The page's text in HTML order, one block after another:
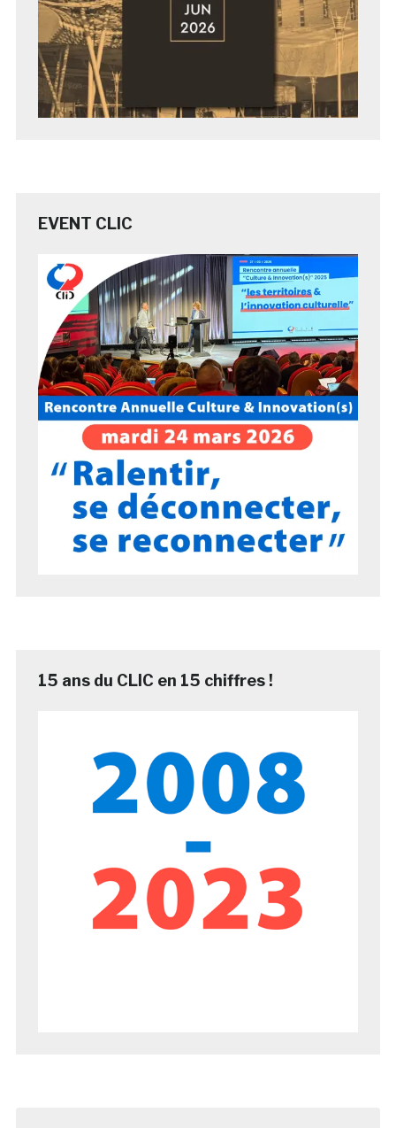
EVENT CLIC
15 ans du CLIC en 15 chiffres !